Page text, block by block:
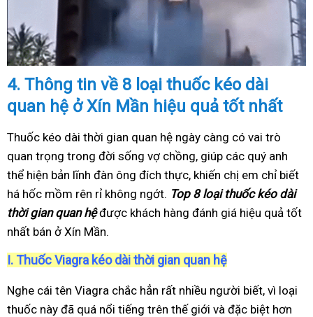
4. Thông tin về 8 loại thuốc kéo dài
quan hệ ở Xín Mần hiệu quả tốt nhất
Thuốc kéo dài thời gian quan hệ ngày càng có vai trò
quan trọng trong đời sống vợ chồng, giúp các quý anh
thể hiện bản lĩnh đàn ông đích thực, khiến chị em chỉ biết
há hốc mồm rên rỉ không ngớt. Top 8 loại thuốc kéo dài
thời gian quan hệđược khách hàng đánh giá hiệu quả tốt
nhất bán ở Xín Mần.
I. Thuốc Viagra kéo dài thời gian quan hệ
Nghe cái tên Viagra chắc hẳn rất nhiều người biết, vì loại
thuốc này đã quá nổi tiếng trên thế giới và đặc biệt hơn